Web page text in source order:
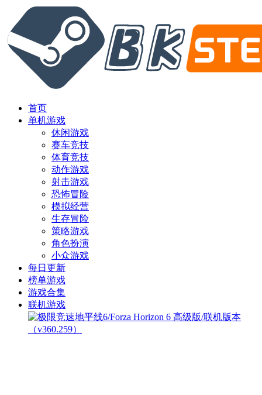
首页
单机游戏
休闲游戏
赛车竞技
体育竞技
动作游戏
射击游戏
恐怖冒险
模拟经营
生存冒险
策略游戏
角色扮演
小众游戏
每日更新
榜单游戏
游戏合集
联机游戏